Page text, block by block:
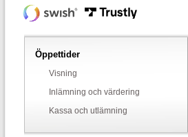
Öppettider
Visning
Inlämning och värdering
Kassa och utlämning